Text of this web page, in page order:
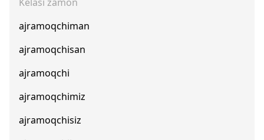
ajramoqchiman
ajramoqchisan
ajramoqchi
ajramoqchimiz
ajramoqchisiz